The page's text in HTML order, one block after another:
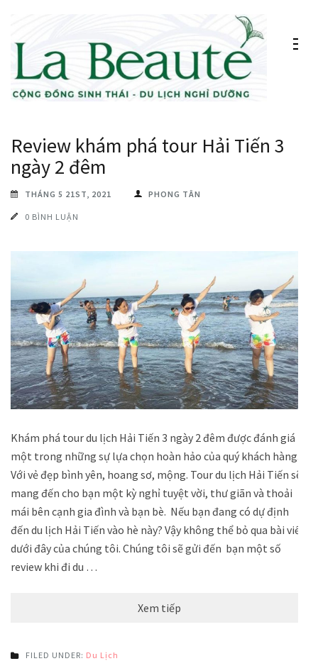
SINH THÁI CỒN TÂN PHONG
DOANH:KHU DU LỊCH, NHÀ HÀNG, RESORT,CHO THUÊ
TÀU DU LỊCH
Review khám phá tour Hải Tiến 3
ngày 2 đêm
THÁNG 5 21ST, 2021 PHONG TÂN
0 BÌNH LUẬN
Khám phá tour du lịch Hải Tiến 3 ngày 2 đêm được đánh giá là
một trong những sự lựa chọn hoàn hảo của quý khách hàng.
Với vẻ đẹp bình yên, hoang sơ, mộng. Tour du lịch Hải Tiến sẽ
mang đến cho bạn một kỳ nghỉ tuyệt vời, thư giãn và thoải
mái bên cạnh gia đình và bạn bè. Nếu bạn đang có dự định
đến du lịch Hải Tiến vào hè này? Vậy không thể bỏ qua bài viết
dưới đây của chúng tôi. Chúng tôi sẽ gửi đến bạn một số
review khi đi du …
Xem tiếp
FILED UNDER: Du Lịch